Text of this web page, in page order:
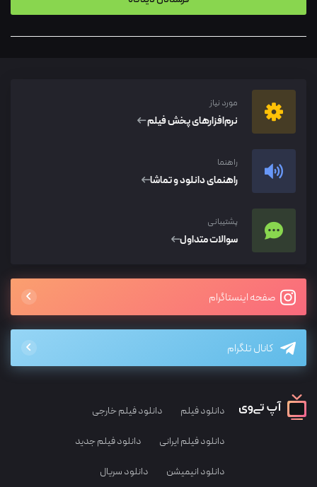
مورد نیاز
نرم‌افزار‌های پخش فیلم
راهنما
راهنمای دانلود و تماشا
پشتیبانی
سوالات متداول
صفحه اینستاگرام
کانال تلگرام
دانلود فیلم دانلود فیلم خارجی
دانلود فیلم ایرانی دانلود فیلم جدید
دانلود انیمیشن دانلود سریال